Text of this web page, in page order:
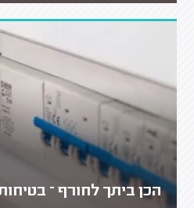
הכן ביתך לחורף –